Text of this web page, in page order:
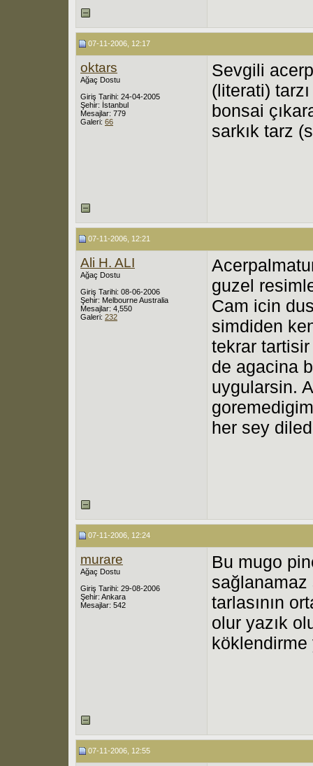
07-11-2006, 12:17
oktars
Ağaç Dostu
Giriş Tarihi: 24-04-2005
Şehir: İstanbul
Mesajlar: 779
Galeri: 66
Sevgili
(literati)
bonsai
sarkık tarz
07-11-2006, 12:21
Ali H. ALI
Ağaç Dostu
Giriş Tarihi: 08-06-2006
Şehir: Melbourne Australia
Mesajlar: 4,550
Galeri: 232
guzel
Cam icin
simdiden
tekrar
de agacina
uygularsin.
her sey
07-11-2006, 12:24
murare
Ağaç Dostu
Giriş Tarihi: 29-08-2006
Şehir: Ankara
Mesajlar: 542
Bu mugo
sağlanamaz
tarlasının
olur yazık
köklendirme
07-11-2006, 12:55